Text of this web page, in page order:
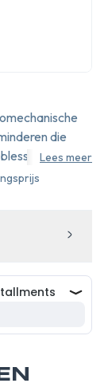
die
in
Lees meer